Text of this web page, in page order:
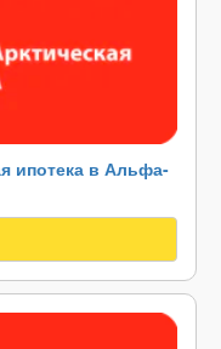
ипотека в Альфа-